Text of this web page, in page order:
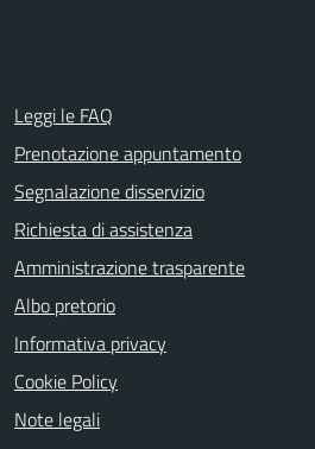
Leggi le FAQ
Prenotazione appuntamento
Segnalazione disservizio
Richiesta di assistenza
Amministrazione trasparente
Albo pretorio
Informativa privacy
Cookie Policy
Note legali